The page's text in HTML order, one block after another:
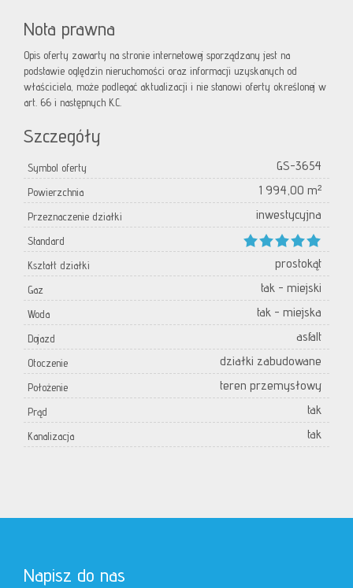
Nota prawna
Opis oferty zawarty na stronie internetowej sporządzany jest na
podstawie oględzin nieruchomości oraz informacji uzyskanych od
właściciela, może podlegać aktualizacji i nie stanowi oferty określonej w
art. 66 i następnych K.C.
Szczegóły
Symbol oferty GS-3654
Powierzchnia 1 994,00 m²
Przeznaczenie działki inwestycyjna
Standard
Kształt działki
prostokąt
Gaz tak - miejski
Woda tak - miejska
Dojazd asfalt
Otoczenie działki zabudowane
Położenie teren przemysłowy
Prąd tak
Kanalizacja tak
Napisz do nas